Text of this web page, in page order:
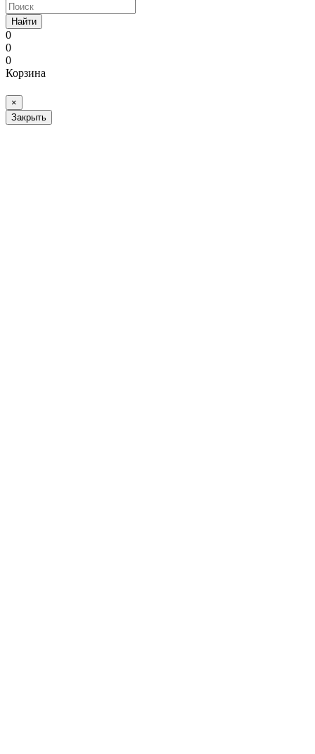
Найти
0
0
0
Корзина
×
Закрыть